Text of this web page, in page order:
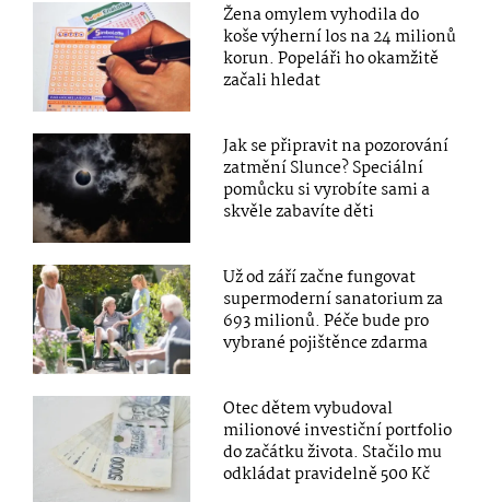
Žena omylem vyhodila do
koše výherní los na 24 milionů
korun. Popeláři ho okamžitě
začali hledat
Jak se připravit na pozorování
zatmění Slunce? Speciální
pomůcku si vyrobíte sami a
skvěle zabavíte děti
Už od září začne fungovat
supermoderní sanatorium za
693 milionů. Péče bude pro
vybrané pojištěnce zdarma
Otec dětem vybudoval
milionové investiční portfolio
do začátku života. Stačilo mu
odkládat pravidelně 500 Kč